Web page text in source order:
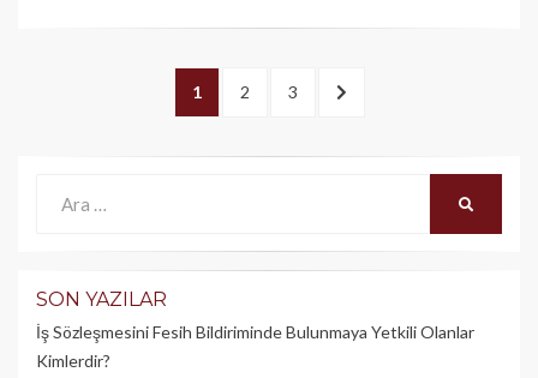
PAGE
1 PAGE
2 PAGE
3
SONRAKI
SON YAZILAR
İş Sözleşmesini Fesih Bildiriminde Bulunmaya Yetkili Olanlar
Kimlerdir?